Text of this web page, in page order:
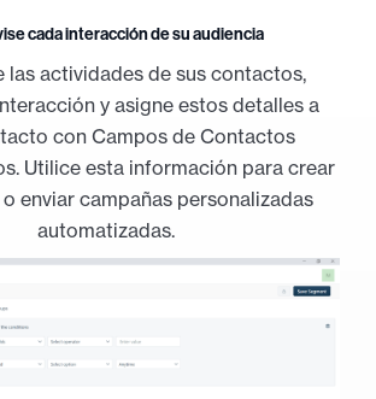
cada interacción de su audiencia
las actividades de sus contactos,
y asigne estos detalles a
con Campos de Contactos
Utilice esta información para crear
enviar campañas personalizadas
automatizadas.